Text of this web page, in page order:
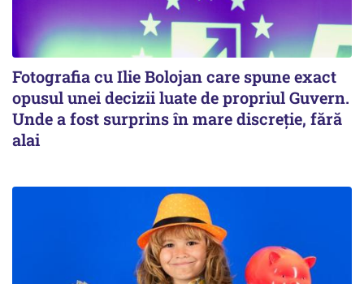
Fotografia cu Ilie Bolojan care spune exact
opusul unei decizii luate de propriul Guvern.
Unde a fost surprins în mare discreție, fără
alai